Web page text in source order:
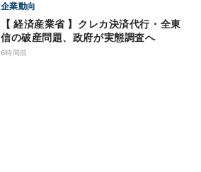
企業動向
【 経済産業省 】クレカ決済代行・全東
信の破産問題、政府が実態調査へ
6時間前